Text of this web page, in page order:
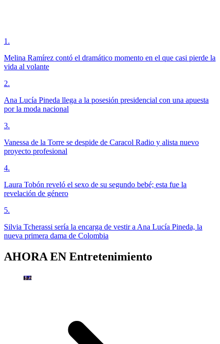
1 .
Melina Ramírez contó el dramático momento en el que casi pierde la
vida al volante
2.
Ana Lucía Pineda llega a la posesión presidencial con una apuesta
por la moda nacional
3.
Vanessa de la Torre se despide de Caracol Radio y alista nuevo
proyecto profesional
4.
Laura Tobón reveló el sexo de su segundo bebé; esta fue la
revelación de género
5.
Silvia Tcherassi sería la encarga de vestir a Ana Lucía Pineda, la
nueva primera dama de Colombia
AHORA EN Entretenimiento